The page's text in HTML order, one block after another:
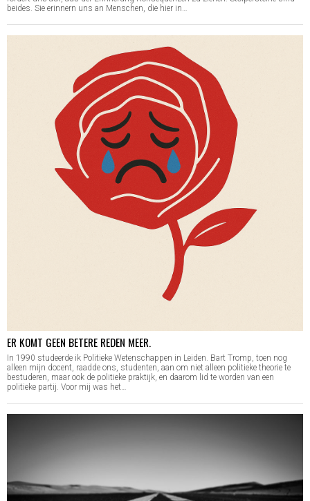
beides. Sie erinnern uns an Menschen, die hier in…
ER KOMT GEEN BETERE REDEN MEER.
In 1990 studeerde ik Politieke Wetenschappen in Leiden. Bart Tromp, toen nog
alleen mijn docent, raadde ons, studenten, aan om niet alleen politieke theorie te
bestuderen, maar ook de politieke praktijk, en daarom lid te worden van een
politieke partij. Voor mij was het…